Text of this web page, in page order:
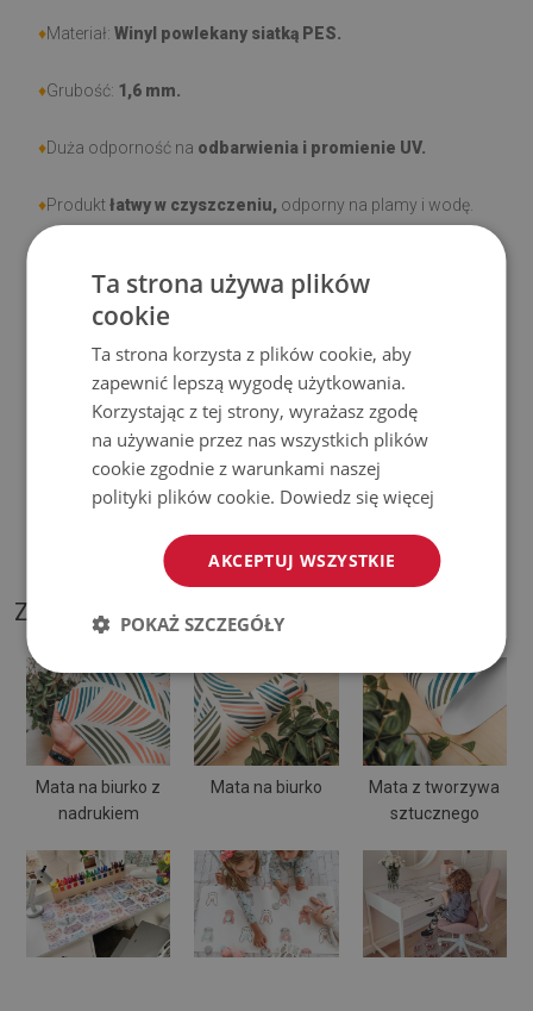
♦Materiał: Winyl powlekany siatką PES.
♦Grubość: 1,6 mm.
♦Duża odporność na odbarwienia i promienie UV.
♦Produktłatwy w czyszczeniu, odporny na plamy i wodę.
użytkowaniu wynikające z upływu czasu (np. przetarcia) nie
podlegają reklamacjom.
Jak dbać o produkt?
Czyść wilgotną szmatką — nie używaj silnych środków
chemicznych.
Regularnie wietrz dolną warstwę podkładki.
ZDJĘCIA NASZEGO PRODUKTU
Mata na biurko z
nadrukiem
Mata na biurko
Mata z tworzywa
sztucznego
Ta strona używa plików
cookie
Ta strona korzysta z plików cookie, aby
zapewnić lepszą wygodę użytkowania.
Korzystając z tej strony, wyrażasz zgodę
na używanie przez nas wszystkich plików
cookie zgodnie z warunkami naszej
polityki plików cookie. Dowiedz się więcej
AKCEPTUJ WSZYSTKIE
POKAŻ SZCZEGÓŁY